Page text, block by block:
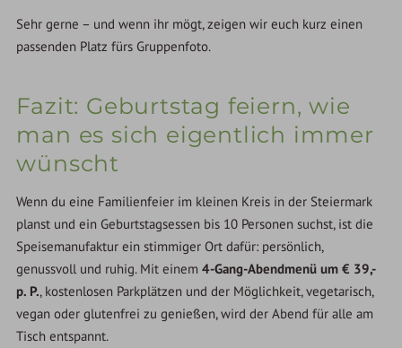
Sehr gerne – und wenn ihr mögt, zeigen wir euch kurz einen
passenden Platz fürs Gruppenfoto.
Fazit: Geburtstag feiern, wie
man es sich eigentlich immer
wünscht
Wenn du eine Familienfeier im kleinen Kreis in der Steiermark
planst und ein Geburtstagsessen bis 10 Personen suchst, ist die
Speisemanufaktur ein stimmiger Ort dafür: persönlich,
genussvoll und ruhig. Mit einem4-Gang-Abendmenü um € 39,-
p. P., kostenlosen Parkplätzen und der Möglichkeit, vegetarisch,
vegan oder glutenfrei zu genießen, wird der Abend für alle am
Tisch entspannt.